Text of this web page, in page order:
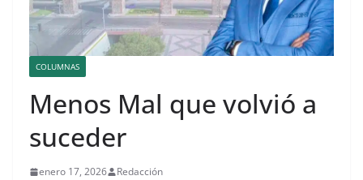
COLUMNAS
Menos Mal que volvió a
suceder
enero 17, 2026 Redacción